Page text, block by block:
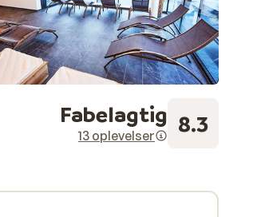
Fabelagtig
13 oplevelser 8.3